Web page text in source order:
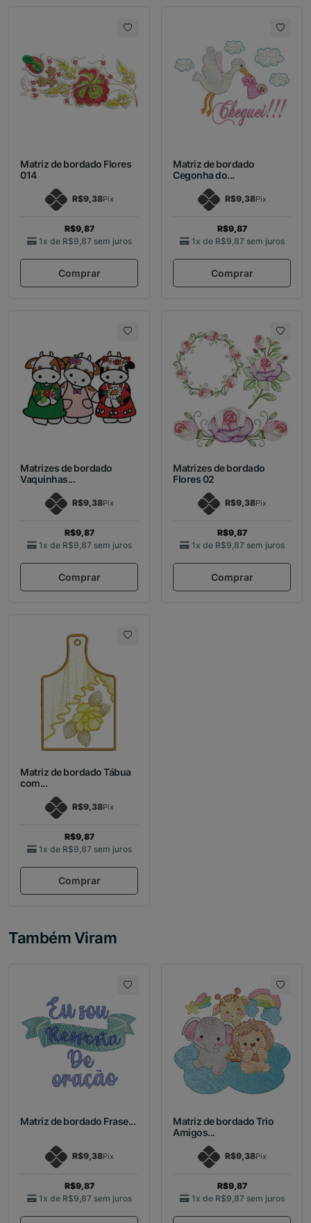
Matriz de bordado Flores
014
R$9,38Pix
R$9,87
1x de R$9,87 sem juros
Comprar
Matriz de bordado
Cegonha do...
R$9,38Pix
R$9,87
1x de R$9,87 sem juros
Comprar
Matrizes de bordado
Vaquinhas...
R$9,38Pix
R$9,87
1x de R$9,87 sem juros
Comprar
Matrizes de bordado
Flores 02
R$9,38Pix
R$9,87
1x de R$9,87 sem juros
Comprar
Matriz de bordado Tábua
com...
R$9,38Pix
R$9,87
1x de R$9,87 sem juros
Comprar
Também Viram
Matriz de bordado Frase...
R$9,38Pix
R$9,87
1x de R$9,87 sem juros
Matriz de bordado Trio
Amigos...
R$9,38Pix
R$9,87
1x de R$9,87 sem juros